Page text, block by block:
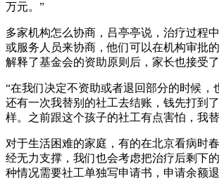
万元。”
多家机构怎么协商，吕亭亭说，治疗过程
或服务人员来协商，他们可以在机构审批
解释了基金会的资助原则后，家长也接受了
“在我们决定不资助或者退回部分的时候
还有一次我替别的社工去结账，钱先打到
样。之前跟这个孩子的社工有点害怕，我
对于生活困难的家庭，有的在北京看病时
经无力支撑，我们也会考虑把治疗后剩下
种情况需要社工单独写申请书，申请余额